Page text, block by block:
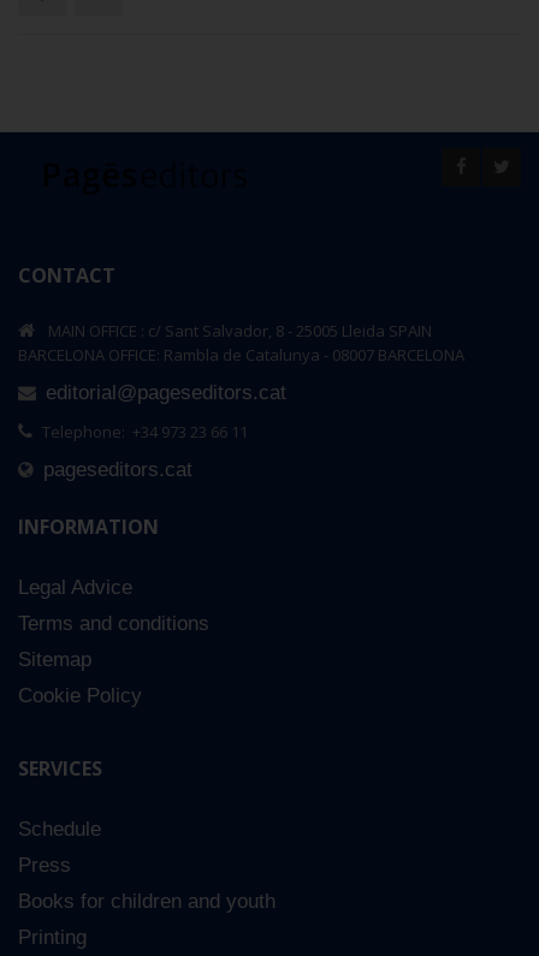
CONTACT
MAIN OFFICE : c/ Sant Salvador, 8 - 25005 Lleida SPAIN
BARCELONA OFFICE: Rambla de Catalunya - 08007 BARCELONA
editorial@pageseditors.cat
Telephone: +34 973 23 66 11
pageseditors.cat
INFORMATION
Legal Advice
Terms and conditions
Sitemap
Cookie Policy
SERVICES
Schedule
Press
Books for children and youth
Printing